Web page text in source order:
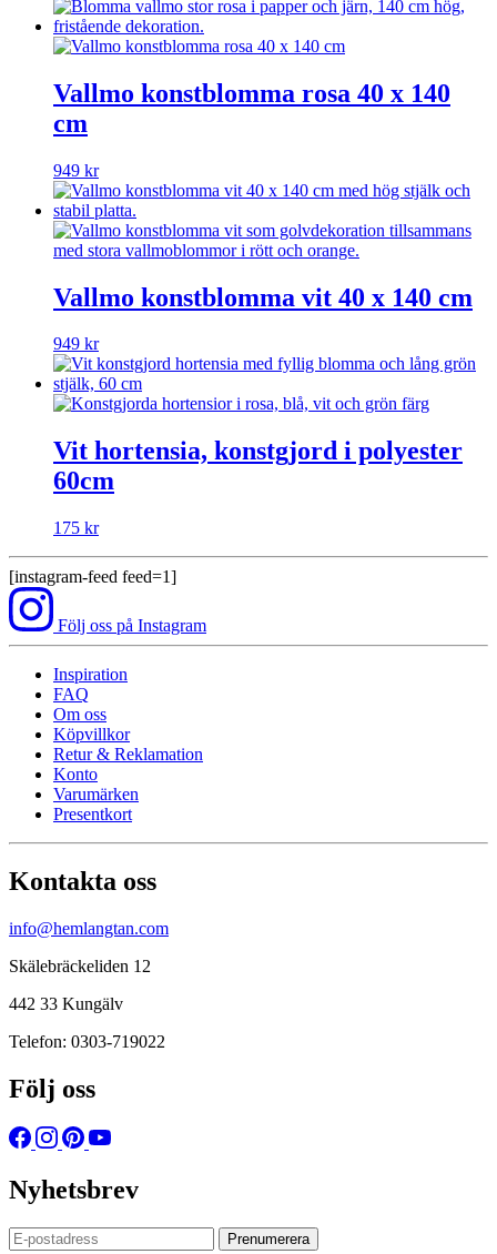
Vallmo konstblomma rosa 40 x 140
cm
949 kr
Vallmo konstblomma vit 40 x 140 cm
949 kr
Vit hortensia, konstgjord i polyester
60cm
175 kr
[instagram-feed feed=1]
Följ oss på Instagram
Inspiration
FAQ
Om oss
Köpvillkor
Retur & Reklamation
Konto
Varumärken
Presentkort
Kontakta oss
info@hemlangtan.com
Skälebräckeliden 12
442 33 Kungälv
Telefon: 0303-719022
Följ oss
Nyhetsbrev
Prenumerera